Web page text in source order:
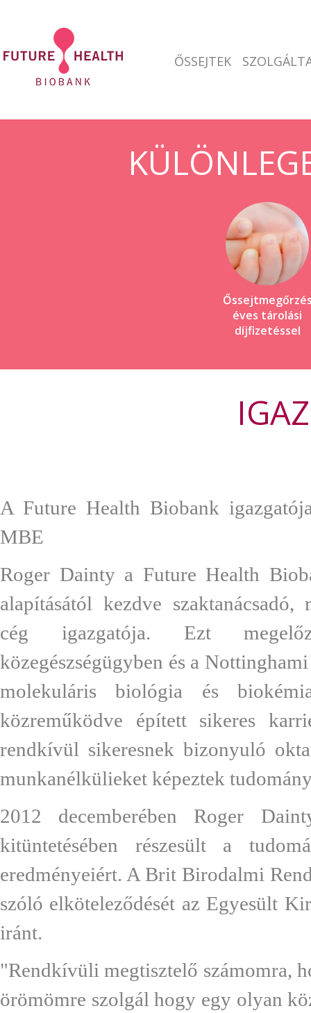
ŐSSEJTEK
éves tárolási
díjfizetéssel
A Future Health Biobank
MBE
Roger Dainty a Future Health
alapításától kezdve
cég igazgatója. Ezt
közegészségügyben és a
molekuláris biológia és
közreműködve épített sikeres
rendkívül sikeresnek bizonyuló
munkanélkülieket képeztek
2012 decemberében Roger
kitüntetésében részesült a
eredményeiért. A Brit Birodalmi
szóló elköteleződését az Egyesült
iránt.
"Rendkívüli megtisztelő számomra,
örömömre szolgál hogy egy olyan